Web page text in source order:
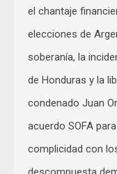
el chantaje
elecciones de
soberanía, la
de Honduras y la
condenado Juan
acuerdo SOFA
complicidad con